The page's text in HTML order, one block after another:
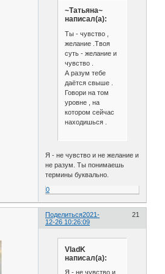
~Татьяна~
написал(а):
Ты - чувство ,
желание .Твоя
суть - желание и
чувство .
А разум тебе
даётся свыше .
Говори на том
уровне , на
котором сейчас
находишься .
Я - не чувство и не желание и
не разум. Ты понимаешь
термины буквально.
0
Поделиться 21
2021-
12-26 10:26:09
VladK
написал(а):
Я - не чувство и